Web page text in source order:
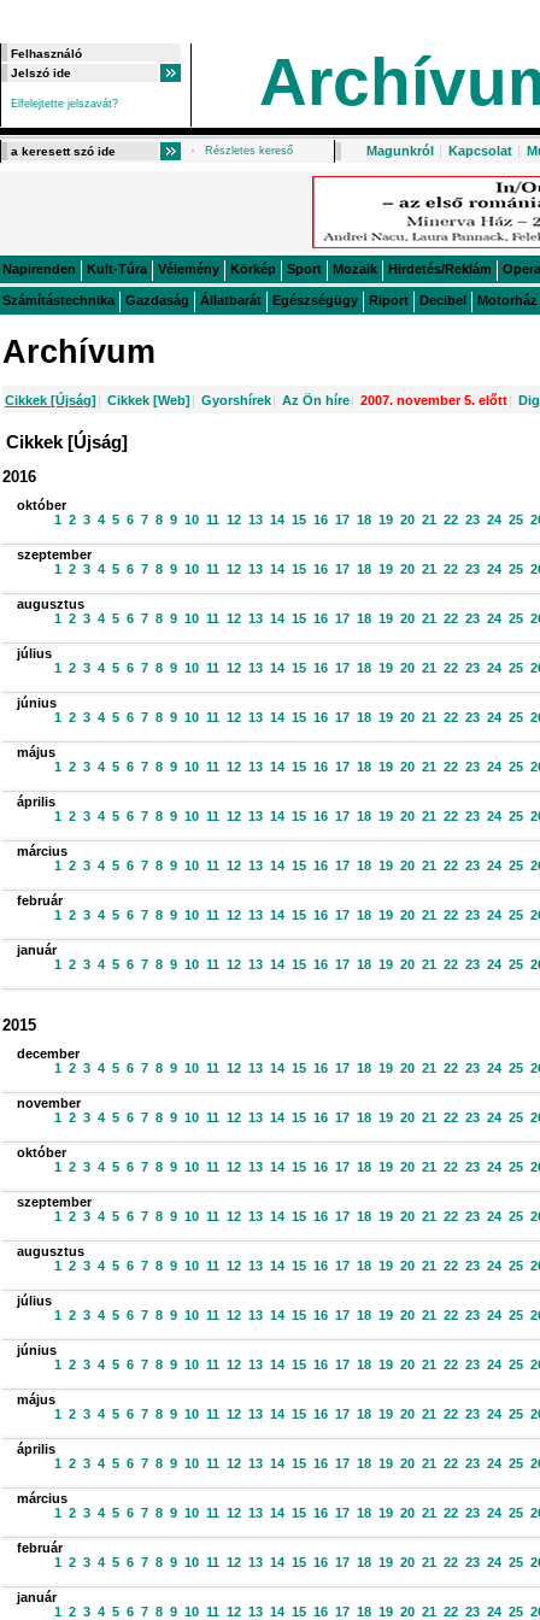
Elfelejtette jelszavát?
Részletes kereső Magunkról | Kapcsolat |
Napirenden Kult-Túra Vélemény Körkép Sport Mozaik Hirdetés/Reklám Opera
Számítástechnika Gazdaság Állatbarát Egészségügy Riport Decibel Motorház
Archívum
Cikkek [Újság] | Cikkek [Web] | Gyorshírek| Az Ön híre| 2007. november 5. előtt|
Cikkek [Újság]
2016
október
1 2 3 4 5 6 7 8 9 10 11 12 13 14 15 16 17 18 19 20 21 22 23 24 25
szeptember
1 2 3 4 5 6 7 8 9 10 11 12 13 14 15 16 17 18 19 20 21 22 23 24 25
augusztus
1 2 3 4 5 6 7 8 9 10 11 12 13 14 15 16 17 18 19 20 21 22 23 24 25
július
1 2 3 4 5 6 7 8 9 10 11 12 13 14 15 16 17 18 19 20 21 22 23 24 25
június
1 2 3 4 5 6 7 8 9 10 11 12 13 14 15 16 17 18 19 20 21 22 23 24 25
május
1 2 3 4 5 6 7 8 9 10 11 12 13 14 15 16 17 18 19 20 21 22 23 24 25
április
1 2 3 4 5 6 7 8 9 10 11 12 13 14 15 16 17 18 19 20 21 22 23 24 25
március
1 2 3 4 5 6 7 8 9 10 11 12 13 14 15 16 17 18 19 20 21 22 23 24 25
február
1 2 3 4 5 6 7 8 9 10 11 12 13 14 15 16 17 18 19 20 21 22 23 24 25
január
1 2 3 4 5 6 7 8 9 10 11 12 13 14 15 16 17 18 19 20 21 22 23 24 25
2015
december
1 2 3 4 5 6 7 8 9 10 11 12 13 14 15 16 17 18 19 20 21 22 23 24 25
november
1 2 3 4 5 6 7 8 9 10 11 12 13 14 15 16 17 18 19 20 21 22 23 24 25
október
1 2 3 4 5 6 7 8 9 10 11 12 13 14 15 16 17 18 19 20 21 22 23 24 25
szeptember
1 2 3 4 5 6 7 8 9 10 11 12 13 14 15 16 17 18 19 20 21 22 23 24 25
augusztus
1 2 3 4 5 6 7 8 9 10 11 12 13 14 15 16 17 18 19 20 21 22 23 24 25
július
1 2 3 4 5 6 7 8 9 10 11 12 13 14 15 16 17 18 19 20 21 22 23 24 25
június
1 2 3 4 5 6 7 8 9 10 11 12 13 14 15 16 17 18 19 20 21 22 23 24 25
május
1 2 3 4 5 6 7 8 9 10 11 12 13 14 15 16 17 18 19 20 21 22 23 24 25
április
1 2 3 4 5 6 7 8 9 10 11 12 13 14 15 16 17 18 19 20 21 22 23 24 25
március
1 2 3 4 5 6 7 8 9 10 11 12 13 14 15 16 17 18 19 20 21 22 23 24 25
február
1 2 3 4 5 6 7 8 9 10 11 12 13 14 15 16 17 18 19 20 21 22 23 24 25
január
1 2 3 4 5 6 7 8 9 10 11 12 13 14 15 16 17 18 19 20 21 22 23 24 25